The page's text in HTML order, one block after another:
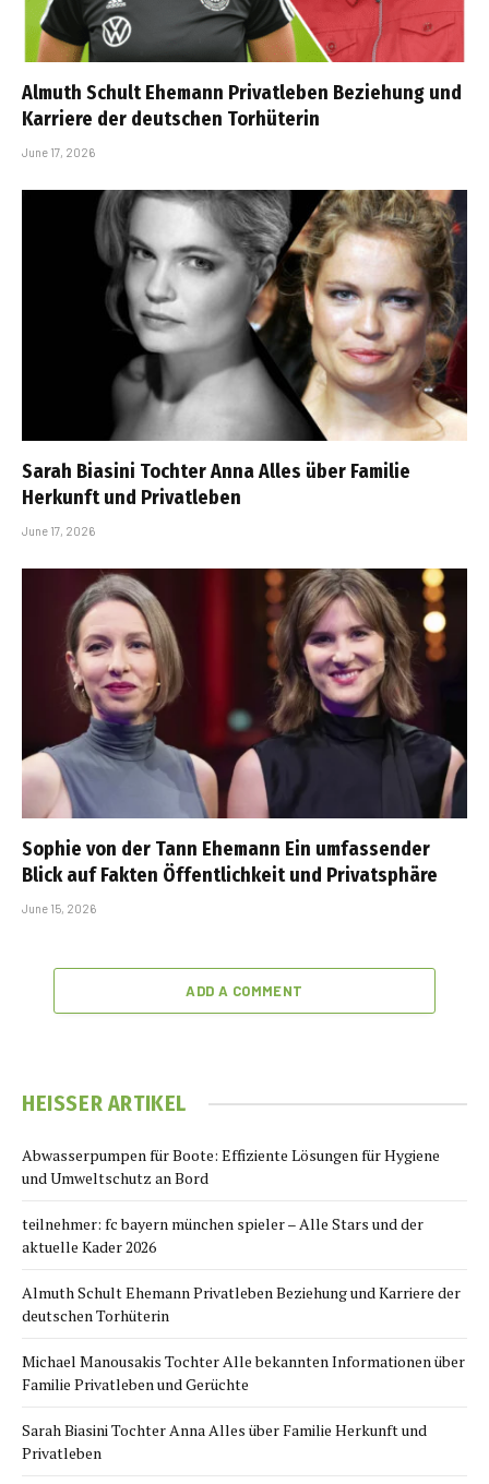
Almuth Schult Ehemann Privatleben Beziehung und
Karriere der deutschen Torhüterin
June 17, 2026
Sarah Biasini Tochter Anna Alles über Familie
Herkunft und Privatleben
June 17, 2026
Sophie von der Tann Ehemann Ein umfassender
Blick auf Fakten Öffentlichkeit und Privatsphäre
June 15, 2026
ADD A COMMENT
HEISSER ARTIKEL
Abwasserpumpen für Boote: Effiziente Lösungen für Hygiene
und Umweltschutz an Bord
teilnehmer: fc bayern münchen spieler – Alle Stars und der
aktuelle Kader 2026
Almuth Schult Ehemann Privatleben Beziehung und Karriere der
deutschen Torhüterin
Michael Manousakis Tochter Alle bekannten Informationen über
Familie Privatleben und Gerüchte
Sarah Biasini Tochter Anna Alles über Familie Herkunft und
Privatleben